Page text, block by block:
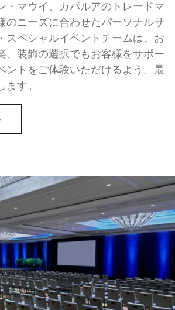
・マウイ、カパルアのトレードマ
のニーズに合わせたパーソナルサ
スペシャルイベントチームは、お
、装飾の選択でもお客様をサポー
ントをご体験いただけるよう、最
ます。